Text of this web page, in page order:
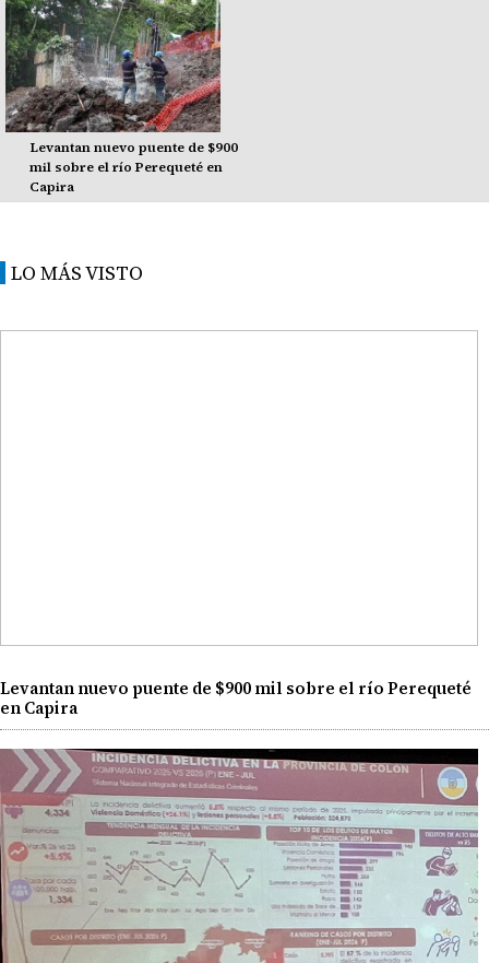
Levantan nuevo puente de $900
mil sobre el río Perequeté en
Capira
LO MÁS VISTO
Levantan nuevo puente de $900 mil sobre el río Perequeté
en Capira